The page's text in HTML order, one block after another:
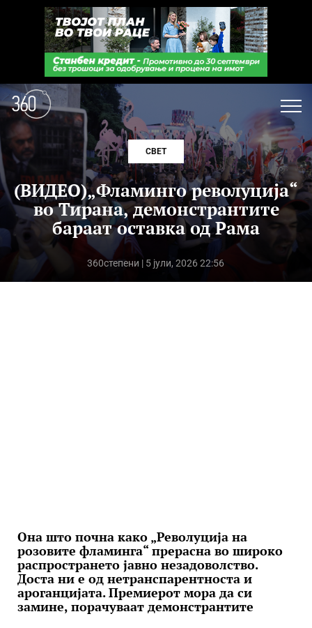
СВЕТ
(ВИДЕО)„Фламинго револуција“
во Тирана, демонстрантите
бараат оставка од Рама
360степени | 5 јули, 2026 22:56
Она што почна како „Револуција на
розовите фламинга“ прерасна во широко
распространето јавно незадоволство.
Доста ни е од нетранспарентноста и
ароганцијата. Премиерот мора да си
замине, порачуваат демонстрантите